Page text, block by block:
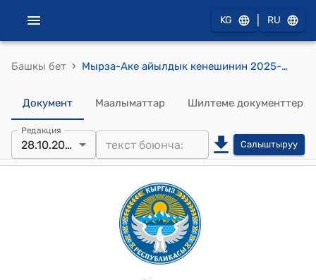
KG RU
Башкы бет › Мырза-Аке айылдык кенешинин 2025-жылдын 28-октябры № 76 Мырза-Аке айылынын тургуну Маматкулова Алийманын арызы жөнүндө токтому
Документ Маалыматтар Шилтеме документтер
Редакция
28.10.2025 Салыштыруу